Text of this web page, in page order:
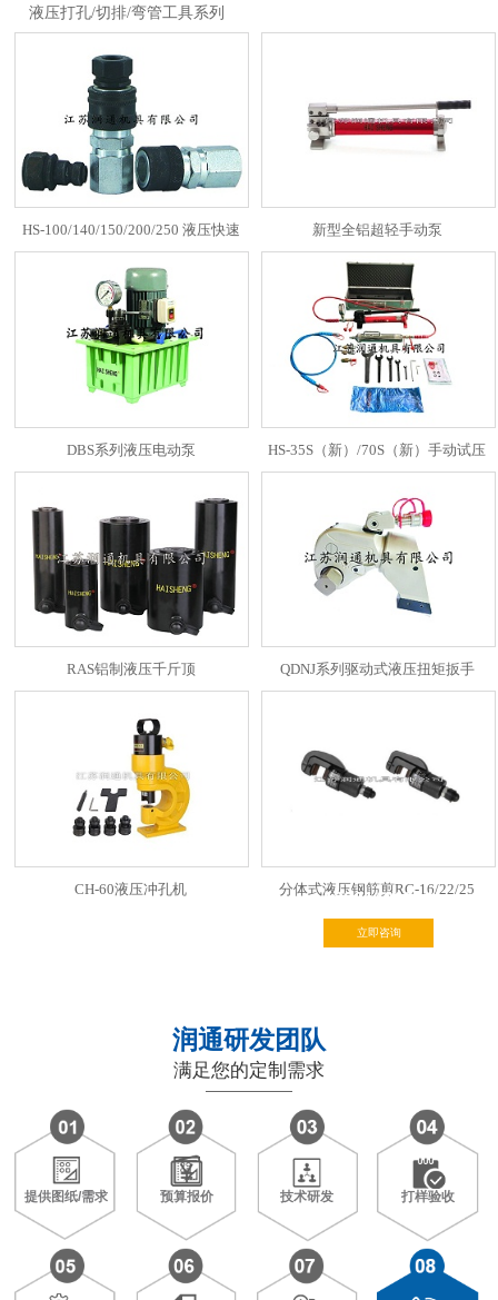
液压打孔/切排/弯管工具系列
HS-100/140/150/200/250 液压快速
接头（合金）(042)
新型全铝超轻手动泵
DBS系列液压电动泵 HS-35S（新）/70S（新）手动试压
调）
RAS铝制液压千斤顶 QDNJ系列驱动式液压扭矩扳手
CH-60液压冲孔机 分体式液压钢筋剪RC-16/22/25
13901431334
立即咨询
润通研发团队
满足您的定制需求
提供图纸/需求 预算报价 技术研发 打样验收